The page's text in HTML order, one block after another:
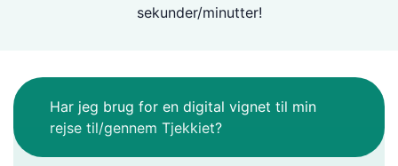
sekunder/minutter!
Har jeg brug for en digital vignet til min
rejse til/gennem Tjekkiet?